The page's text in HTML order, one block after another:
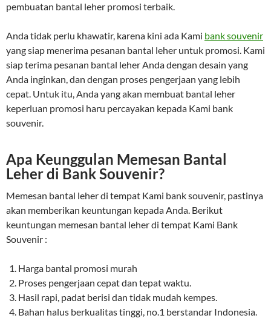
pembuatan bantal leher promosi terbaik.
Anda tidak perlu khawatir, karena kini ada Kami bank souvenir
yang siap menerima pesanan bantal leher untuk promosi. Kami
siap terima pesanan bantal leher Anda dengan desain yang
Anda inginkan, dan dengan proses pengerjaan yang lebih
cepat. Untuk itu, Anda yang akan membuat bantal leher
keperluan promosi haru percayakan kepada Kami bank
souvenir.
Apa Keunggulan Memesan Bantal
Leher di Bank Souvenir?
Memesan bantal leher di tempat Kami bank souvenir, pastinya
akan memberikan keuntungan kepada Anda. Berikut
keuntungan memesan bantal leher di tempat Kami Bank
Souvenir :
Harga bantal promosi murah
Proses pengerjaan cepat dan tepat waktu.
Hasil rapi, padat berisi dan tidak mudah kempes.
Bahan halus berkualitas tinggi, no.1 berstandar Indonesia.